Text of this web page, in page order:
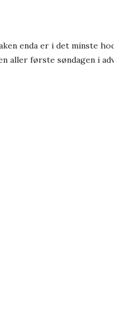
enda er i det minste
første søndagen i